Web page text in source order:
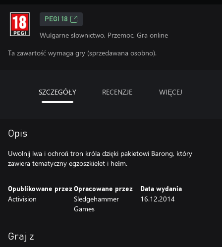
PEGI 18
Wulgarne słownictwo, Przemoc, Gra online
Ta zawartość wymaga gry (sprzedawana osobno).
SZCZEGÓŁY RECENZJE WIĘCEJ
Opis
Uwolnij lwa i ochroń tron króla dzięki pakietowi Barong, który
zawiera tematyczny egzoszkielet i hełm.
Opublikowane przez
Activision
Opracowane przez
Sledgehammer
Games
Data wydania
16.12.2014
Graj z